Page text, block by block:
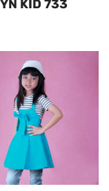
KID 733